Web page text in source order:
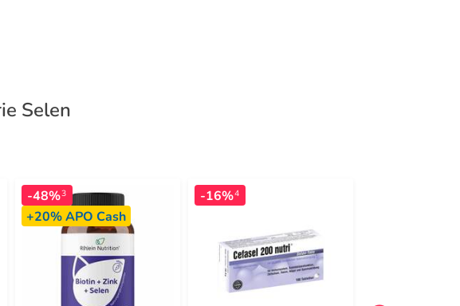
Selen
-48%3
+20%APO Cash
-16%4